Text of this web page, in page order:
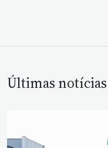
Últimas notícias